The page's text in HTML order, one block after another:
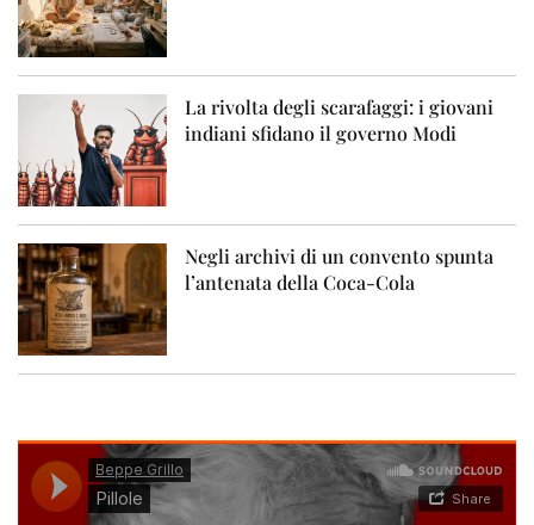
La rivolta degli scarafaggi: i giovani
indiani sfidano il governo Modi
Negli archivi di un convento spunta
l’antenata della Coca-Cola